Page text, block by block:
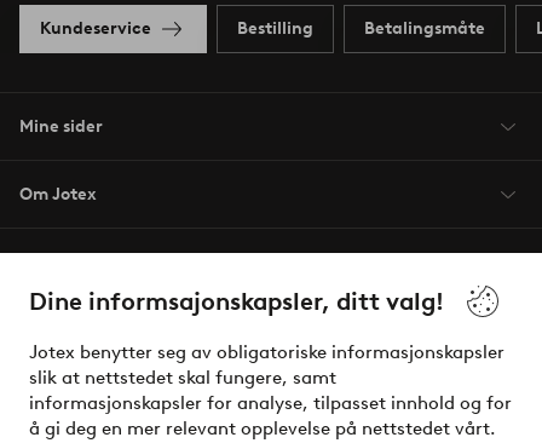
Dine informsajonskapsler, ditt valg!
Jotex benytter seg av obligatoriske informasjonskapsler
slik at nettstedet skal fungere, samt
informasjonskapsler for analyse, tilpasset innhold og for
å gi deg en mer relevant opplevelse på nettstedet vårt.
Kundeservice Bestilling Betalingsmåte
Mine sider
Om Jotex
Venner